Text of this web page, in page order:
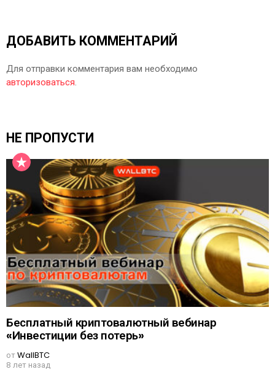
ДОБАВИТЬ КОММЕНТАРИЙ
Для отправки комментария вам необходимо
авторизоваться.
НЕ ПРОПУСТИ
Бесплатный криптовалютный вебинар
«Инвестиции без потерь»
отWallBTC
8 лет назад